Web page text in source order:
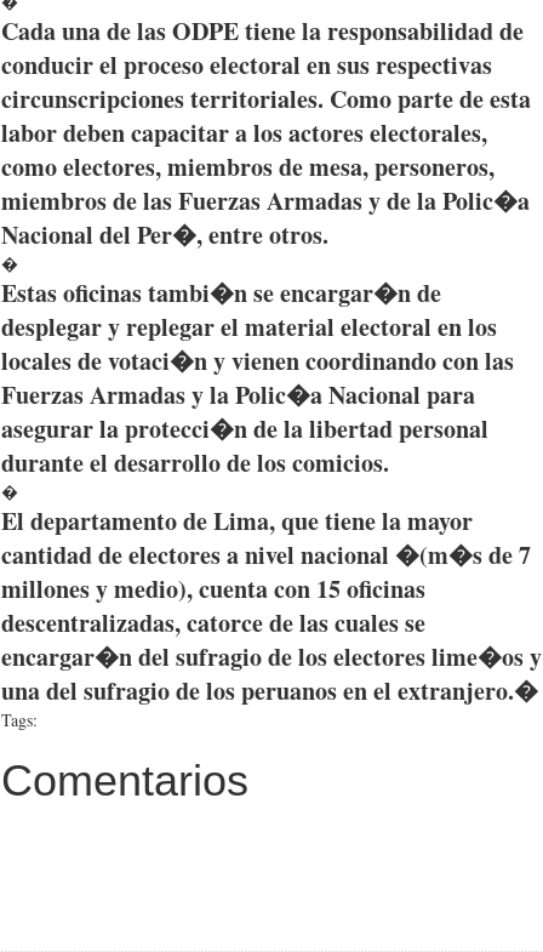
CadaunadelasODPEtienelaresponsabilidadde
conducirel procesoelectoral ensusrespectivas
circunscripcionesterritoriales. Comopartedeesta
labordebencapacitara losactoreselectorales,
comoelectores,miembrosde mesa,personeros,
miembrosdelasFuerzasArmadas y de laPolic�a
Nacional del Per�,entreotros.
�
Estasoficinastambi�nseencargar�nde
desplegaryreplegarel material electoral en los
locales devotaci�nyvienencoordinandoconlas
FuerzasArmadas y laPolic�aNacional para
asegurarlaprotecci�nde lalibertadpersonal
duranteel desarrollode loscomicios.
�
El departamentode Lima,quetienela mayor
cantidaddeelectoresanivel nacional �(m�sde 7
millonesymedio),cuentacon 15oficinas
descentralizadas,catorcedelascualesse
encargar�ndel sufragiode loselectoreslime�osy
unadel sufragiode losperuanosen el extranjero.�
Tags:
Comentarios